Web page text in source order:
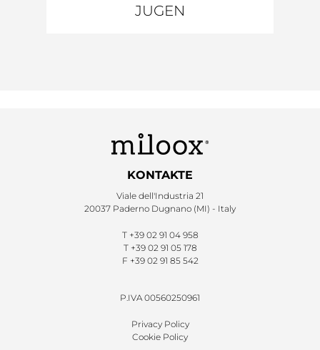
JUGEN
KONTAKTE
Viale dell'Industria 21
20037 Paderno Dugnano (MI) - Italy
T +39 02 91 04 958
T +39 02 91 05 178
F +39 02 91 85 542
P.IVA 00560250961
Privacy Policy
Cookie Policy